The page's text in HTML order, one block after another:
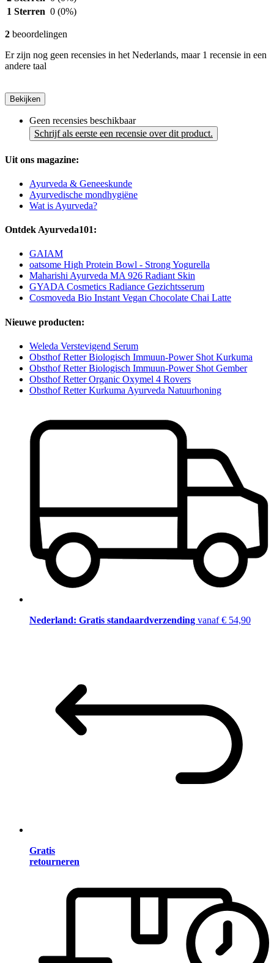
1 Sterren 0 (0%)
2 beoordelingen
Er zijn nog geen recensies in het Nederlands, maar 1 recensie in een
andere taal
Bekijken
Geen recensies beschikbaar
Schrijf als eerste een recensie over dit product.
Uit ons magazine:
Ayurveda & Geneeskunde
Ayurvedische mondhygiëne
Wat is Ayurveda?
Ontdek Ayurveda101:
GAIAM
oatsome High Protein Bowl - Strong Yogurella
Maharishi Ayurveda MA 926 Radiant Skin
GYADA Cosmetics Radiance Gezichtsserum
Cosmoveda Bio Instant Vegan Chocolate Chai Latte
Nieuwe producten:
Weleda Verstevigend Serum
Obsthof Retter Biologisch Immuun-Power Shot Kurkuma
Obsthof Retter Biologisch Immuun-Power Shot Gember
Obsthof Retter Organic Oxymel 4 Rovers
Obsthof Retter Kurkuma Ayurveda Natuurhoning
Nederland: Gratis standaardverzending vanaf € 54,90
Gratis
retourneren